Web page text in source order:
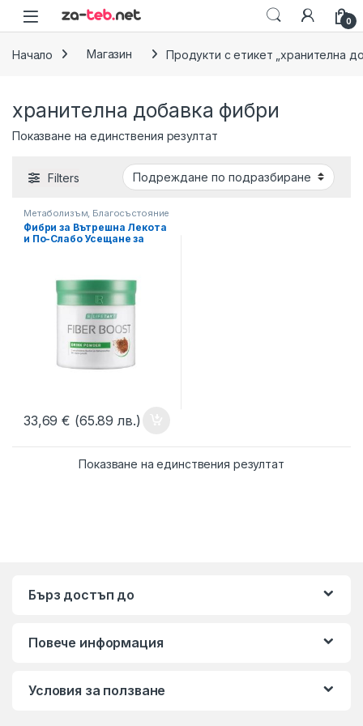
Skip to navigation
Skip to content
0
Начало Магазин Продукти с етикет „хранителна
хранителна добавка фибри
Показване на единствения резултат
Filters
Метаболизъм, Благосъстояние
Фибри за Вътрешна Лекота
и По-Слабо Усещане за
33,69€ (65.89 лв.)
Показване на единствения резултат
Бърз достъп до
Повече информация
Условия за ползване